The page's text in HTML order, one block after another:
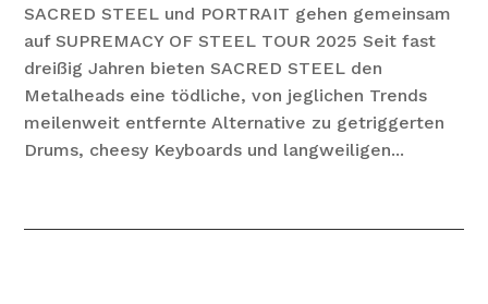
SACRED STEEL und PORTRAIT gehen gemeinsam
auf SUPREMACY OF STEEL TOUR 2025 Seit fast
dreißig Jahren bieten SACRED STEEL den
Metalheads eine tödliche, von jeglichen Trends
meilenweit entfernte Alternative zu getriggerten
Drums, cheesy Keyboards und langweiligen...